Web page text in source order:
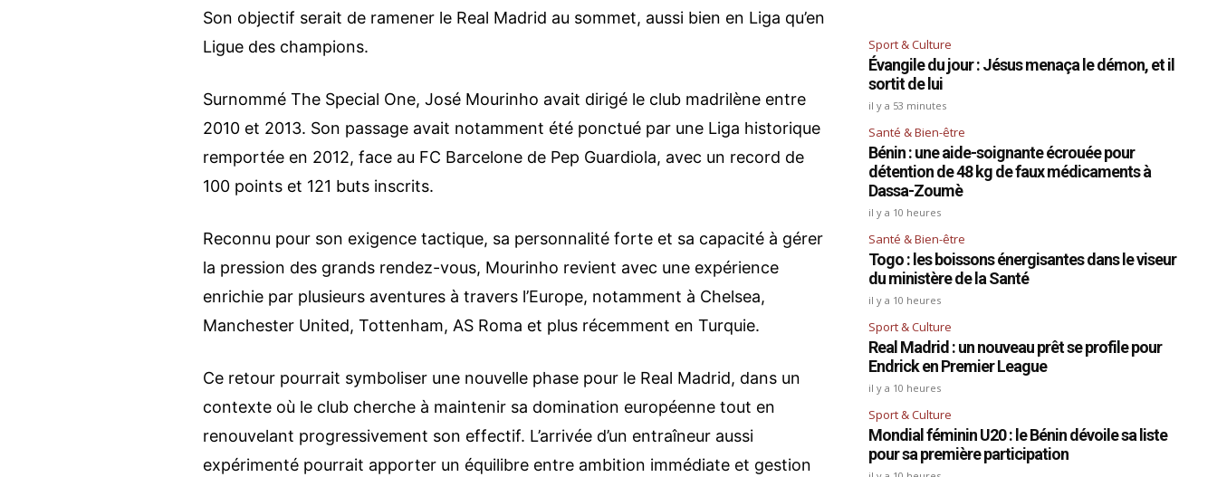
Son objectif serait de ramener le Real Madrid au sommet, aussi bien en Liga qu’en
Ligue des champions.
Surnommé The Special One, José Mourinho avait dirigé le club madrilène entre
2010 et 2013. Son passage avait notamment été ponctué par une Liga historique
remportée en 2012, face au FC Barcelone de Pep Guardiola, avec un record de
100 points et 121 buts inscrits.
Reconnu pour son exigence tactique, sa personnalité forte et sa capacité à gérer
la pression des grands rendez-vous, Mourinho revient avec une expérience
enrichie par plusieurs aventures à travers l’Europe, notamment à Chelsea,
Manchester United, Tottenham, AS Roma et plus récemment en Turquie.
Ce retour pourrait symboliser une nouvelle phase pour le Real Madrid, dans un
contexte où le club cherche à maintenir sa domination européenne tout en
renouvelant progressivement son effectif. L’arrivée d’un entraîneur aussi
expérimenté pourrait apporter un équilibre entre ambition immédiate et gestion
Sport & Culture
Évangile du jour : Jésus menaça le démon, et il
sortit de lui
il y a 53 minutes
Santé & Bien-être
Bénin : une aide-soignante écrouée pour
détention de 48 kg de faux médicaments à
Dassa-Zoumè
il y a 10 heures
Santé & Bien-être
Togo : les boissons énergisantes dans le viseur
du ministère de la Santé
il y a 10 heures
Sport & Culture
Real Madrid : un nouveau prêt se profile pour
Endrick en Premier League
il y a 10 heures
Sport & Culture
Mondial féminin U20 : le Bénin dévoile sa liste
pour sa première participation